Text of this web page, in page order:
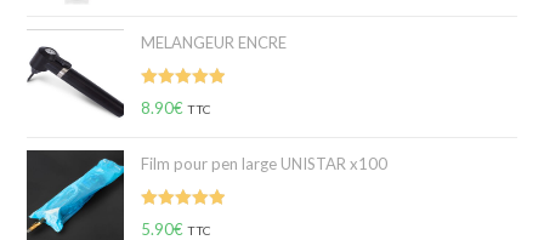
MELANGEUR ENCRE
Note 5.00
8.90€ TTC
Film pour pen large UNISTAR x100
Note 5.00
5.90€ TTC